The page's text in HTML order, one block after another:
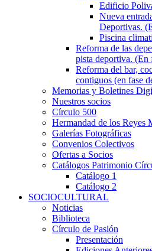
Edificio
Nueva
Deportivas.
Piscina
Reforma de las
pista deportiva. (En
Reforma del bar,
contiguos (en fase
Memorias y Boletines
Nuestros socios
Círculo 500
Hermandad de los Reyes
Galerías Fotográficas
Convenios Colectivos
Ofertas a Socios
Catálogos Patrimonio
Catálogo 1
Catálogo 2
SOCIOCULTURAL
Noticias
Biblioteca
Círculo de Pasión
Presentación